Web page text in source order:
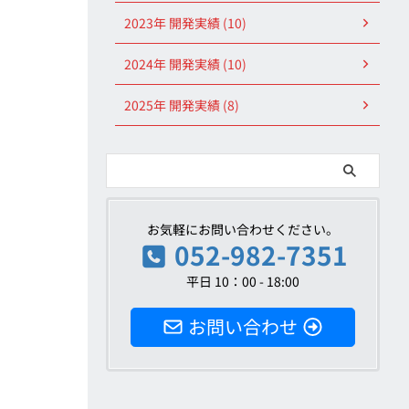
2023年 開発実績 (10)
2024年 開発実績 (10)
2025年 開発実績 (8)
お気軽にお問い合わせください。
052-982-7351
平日 10：00 - 18:00
お問い合わせ